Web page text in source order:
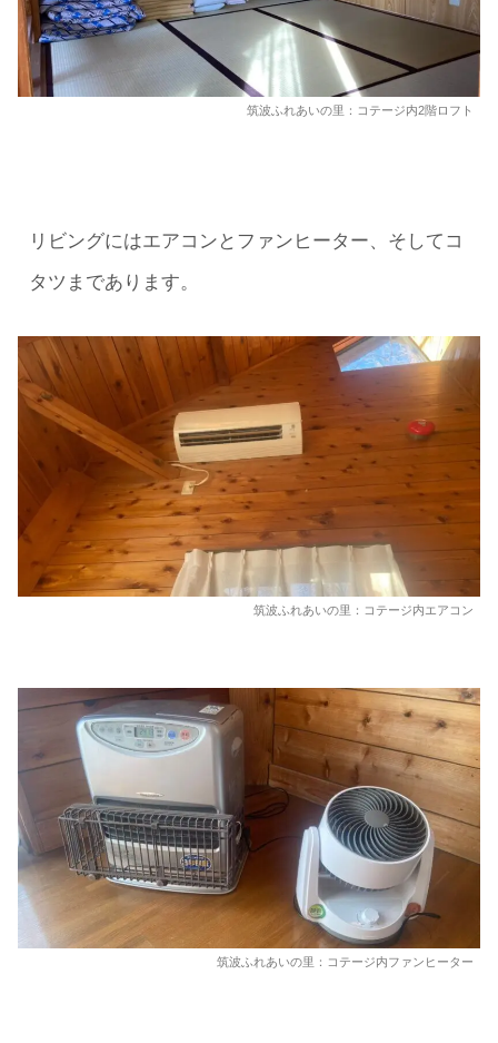
筑波ふれあいの里：コテージ内2階ロフト
リビングにはエアコンとファンヒーター、そしてコ
タツまであります。
筑波ふれあいの里：コテージ内エアコン
筑波ふれあいの里：コテージ内ファンヒーター